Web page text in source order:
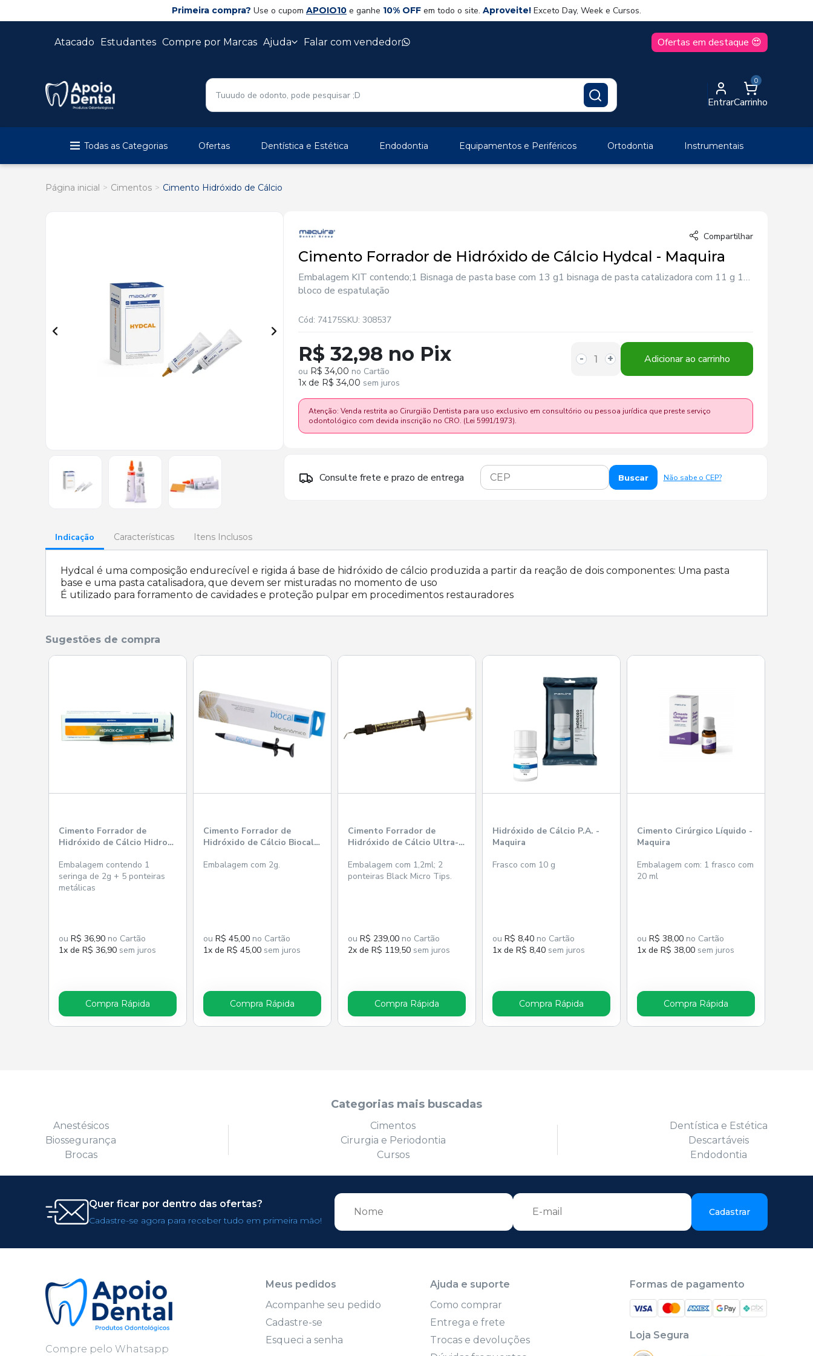
Primeira compra? Use o cupom APOIO10 e ganhe 10% OFF em todo o site. Aproveite! Exceto Day, Week e Cursos.
Atacado Estudantes Compre por Marcas Ajuda Falar com vendedor Ofertas em destaque 😍
Entrar
0
Carrinho
Todas as Categorias Ofertas Dentística e Estética Endodontia Equipamentos e Periféricos Ortodontia Instrumentais
Página inicial Cimentos Cimento Hidróxido de Cálcio
Compartilhar
Cimento Forrador de Hidróxido de Cálcio Hydcal - Maquira
Embalagem KIT contendo;1 Bisnaga de pasta base com 13 g1 bisnaga de pasta catalizadora com 11 g 1
bloco de espatulação
Cód: 74175SKU: 308537
R$ 32,98 no Pix
ou R$ 34,00 no Cartão
1x de R$ 34,00 sem juros
- + Adicionar ao carrinho
Atenção: Venda restrita ao Cirurgião Dentista para uso exclusivo em consultório ou pessoa jurídica que preste serviço
odontológico com devida inscrição no CRO. (Lei 5991/1973).
Consulte frete e prazo de entrega Buscar Não sabe o CEP?
Indicação Características Itens Inclusos
Hydcal é uma composição endurecível e rigida á base de hidróxido de cálcio produzida a partir da reação de dois componentes: Uma pasta
base e uma pasta catalisadora, que devem ser misturadas no momento de uso
É utilizado para forramento de cavidades e proteção pulpar em procedimentos restauradores
Sugestões de compra
Cimento Forrador de
Hidróxido de Cálcio Hidrox-
Embalagem contendo 1
seringa de 2g + 5 ponteiras
metálicas
ou R$ 36,90 no Cartão
1x de R$ 36,90 sem juros
Compra Rápida
Cimento Forrador de
Hidróxido de Cálcio Biocal -
Embalagem com 2g.
ou R$ 45,00 no Cartão
1x de R$ 45,00 sem juros
Compra Rápida
Cimento Forrador de
Hidróxido de Cálcio Ultra-
Ultradent
Embalagem com 1,2ml; 2
ponteiras Black Micro Tips.
ou R$ 239,00 no Cartão
2x de R$ 119,50 sem juros
Compra Rápida
Hidróxido de Cálcio P.A. -
Maquira
Frasco com 10 g
ou R$ 8,40 no Cartão
1x de R$ 8,40 sem juros
Compra Rápida
Cimento Cirúrgico Líquido -
Maquira
Embalagem com: 1 frasco com
20 ml
ou R$ 38,00 no Cartão
1x de R$ 38,00 sem juros
Compra Rápida
Categorias mais buscadas
Anestésicos
Biossegurança
Brocas
Cimentos
Cirurgia e Periodontia
Cursos
Dentística e Estética
Descartáveis
Endodontia
Quer ficar por dentro das ofertas?
Cadastre-se agora para receber tudo em primeira mão!
Cadastrar
Compre pelo Whatsapp
Meus pedidos
Acompanhe seu pedido
Cadastre-se
Esqueci a senha
Ajuda e suporte
Como comprar
Entrega e frete
Trocas e devoluções
Formas de pagamento
Loja Segura